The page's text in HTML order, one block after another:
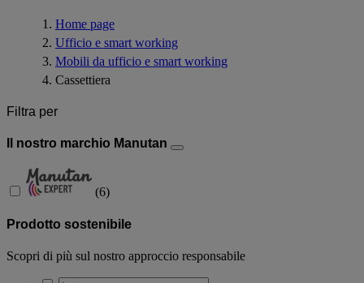
Home page
Ufficio e smart working
Mobili da ufficio e smart working
Cassettiera
Filtra per
Il nostro marchio Manutan
(6)
Prodotto sostenibile
Scopri di più sul nostro approccio responsabile